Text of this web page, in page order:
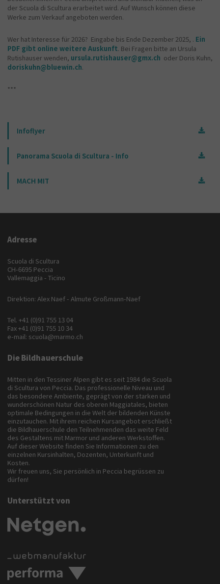
der Scuola di Scultura erarbeitet wird. Auf Wunsch können diese
Werke zum Verkauf angeboten werden.
Wer hat Interesse für 2026? Eingabe bis Ende Dezember 2025, . Ein
PDF gibt online weitere Auskunft. Bei Fragen bitte an Ursula
Rutishauser wenden, ursula.rutishauser@gmx.ch oder Doris Kuhn,
doriskuhn@bluewin.ch.
***
Infoflyer
Panorama Scuola di Scultura - Info
MACH MIT
Adresse
Scuola di Scultura
CH-6695 Peccia
Vallemaggia - Ticino
Direktion: Alex Naef - Almute Großmann-Naef
Tel. +41 (0)91 755 13 04
Fax +41 (0)91 755 10 34
e-mail: scuola@marmo.ch
Die Bildhauerschule
Mitten in den Tessiner Alpen gibt es seit 1984 die Scuola
di Scultura von Peccia. Das professionelle Niveau und
das besondere Ambiente, geprägt von der starken und
wunderschönen Natur des oberen Maggiatales, bieten
optimale Bedingungen in die Welt der bildenden Künste
einzutauchen. Mit ihrem reichen Kursangebot erschließt
die Bildhauerschule den Teilnehmenden das weite Feld
des Gestaltens mit Marmor und anderen Werkstoffen.
Auf dieser Website finden Sie Informationen zu den
einzelnen Kursinhalten, Dozenten, Unterkunft und
Kosten.
Wir freuen uns, Sie persönlich in Peccia begrüssen zu
dürfen!
Unterstützt von